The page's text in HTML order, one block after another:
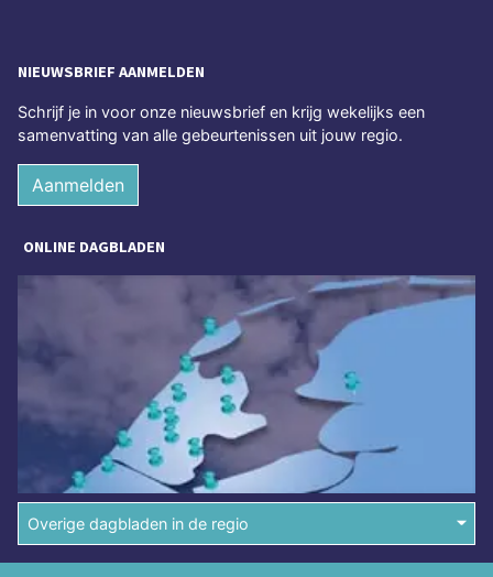
NIEUWSBRIEF AANMELDEN
Schrijf je in voor onze nieuwsbrief en krijg wekelijks een
samenvatting van alle gebeurtenissen uit jouw regio.
Aanmelden
ONLINE DAGBLADEN
Overige dagbladen in de regio